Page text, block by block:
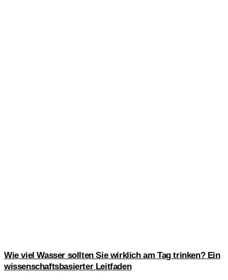
Wie viel Wasser sollten Sie wirklich am Tag trinken? Ein
wissenschaftsbasierter Leitfaden